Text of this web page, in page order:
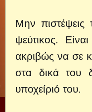
Μην πιστέψεις
ψεύτικος.
ακριβώς να σε
στα δικά του
υποχείριό του.